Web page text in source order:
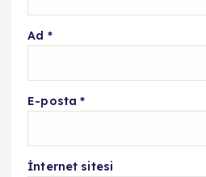
Ad *
E-posta*
İnternet sitesi